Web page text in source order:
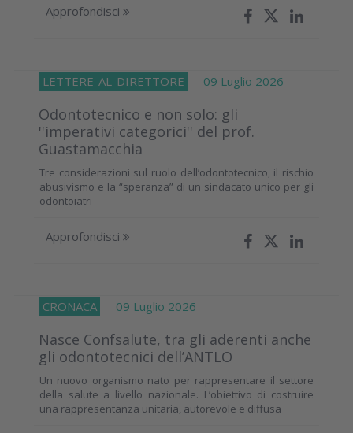
Approfondisci
LETTERE-AL-DIRETTORE 09 Luglio 2026
Odontotecnico e non solo: gli
''imperativi categorici'' del prof.
Guastamacchia
Tre considerazioni sul ruolo dell’odontotecnico, il rischio
abusivismo e la “speranza” di un sindacato unico per gli
odontoiatri
Approfondisci
CRONACA 09 Luglio 2026
Nasce Confsalute, tra gli aderenti anche
gli odontotecnici dell’ANTLO
Un nuovo organismo nato per rappresentare il settore
della salute a livello nazionale. L’obiettivo di costruire
una rappresentanza unitaria, autorevole e diffusa